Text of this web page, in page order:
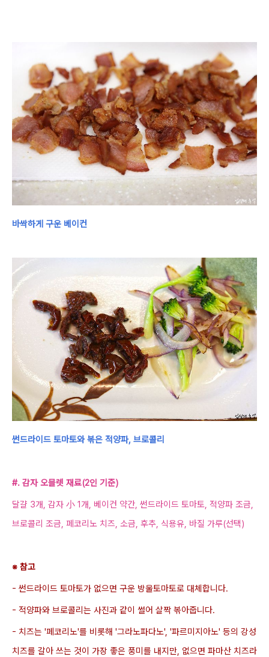
바싹하게 구운 베이컨
썬드라이드 토마토와 볶은 적양파, 브로콜리
#. 감자 오믈렛 재료(2인 기준)
달걀 3개, 감자 小 1개, 베이컨 약간, 썬드라이드 토마토, 적양파 조금,
브로콜리 조금, 페코리노 치즈, 소금, 후추, 식용유, 바질 가루(선택)
※ 참고
- 썬드라이드 토마토가 없으면 구운 방울토마토로 대체합니다.
- 적양파와 브로콜리는 사진과 같이 썰어 살짝 볶아줍니다.
- 치즈는 '페코리노'를 비롯해 '그라노파다노', '파르미지아노' 등의 강성
치즈를 갈아 쓰는 것이 가장 좋은 풍미를 내지만, 없으면 파마산 치즈라